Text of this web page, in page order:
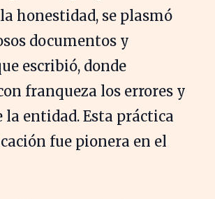
honestidad, se plasmó
documentos y
escribió, donde
franqueza los errores y
la entidad. Esta práctica
fue pionera en el